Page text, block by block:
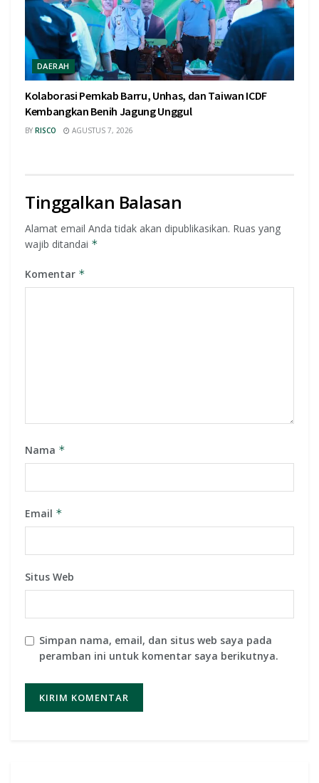
DAERAH
Kolaborasi Pemkab Barru, Unhas, dan Taiwan ICDF
Kembangkan Benih Jagung Unggul
BY RISCO AGUSTUS 7, 2026
Tinggalkan Balasan
Alamat email Anda tidak akan dipublikasikan. Ruas yang
wajib ditandai *
Komentar *
Nama *
Email *
Situs Web
Simpan nama, email, dan situs web saya pada
peramban ini untuk komentar saya berikutnya.